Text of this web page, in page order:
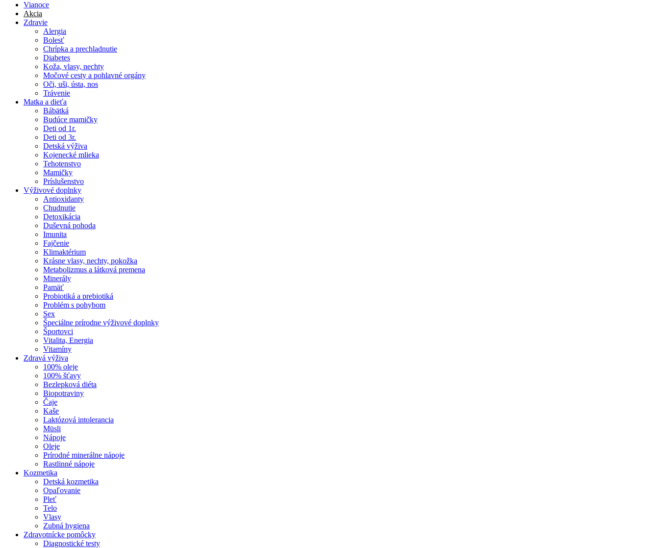
Vianoce
Akcia
Zdravie
Alergia
Bolesť
Chrípka a prechladnutie
Diabetes
Koža, vlasy, nechty
Močové cesty a pohlavné orgány
Oči, uši, ústa, nos
Trávenie
Matka a dieťa
Bábätká
Budúce mamičky
Deti od 1r.
Deti od 3r.
Detská výživa
Kojenecké mlieka
Tehotenstvo
Mamičky
Príslušenstvo
Výživové doplnky
Antioxidanty
Chudnutie
Detoxikácia
Duševná pohoda
Imunita
Fajčenie
Klimaktérium
Krásne vlasy, nechty, pokožka
Metabolizmus a látková premena
Minerály
Pamäť
Probiotiká a prebiotiká
Problém s pohybom
Sex
Špeciálne prírodne výživové doplnky
Športovci
Vitalita, Energia
Vitamíny
Zdravá výživa
100% oleje
100% šťavy
Bezlepková diéta
Biopotraviny
Čaje
Kaše
Laktózová intolerancia
Müsli
Nápoje
Oleje
Prírodné minerálne nápoje
Rastlinné nápoje
Kozmetika
Detská kozmetika
Opaľovanie
Pleť
Telo
Vlasy
Zubná hygiena
Zdravotnícke pomôcky
Diagnostické testy